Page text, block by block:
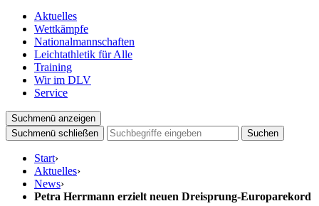
Aktuelles
Wettkämpfe
Nationalmannschaften
Leichtathletik für Alle
Training
Wir im DLV
Service
Suchmenü anzeigen
Suchmenü schließen
Suchen
Start›
Aktuelles›
News›
Petra Herrmann erzielt neuen Dreisprung-Europarekord